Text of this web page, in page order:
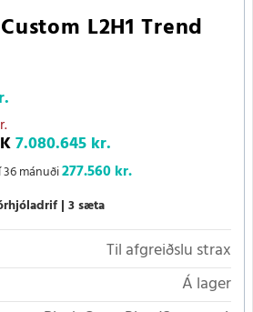
L2H1 Trend
7.080.645 kr.
mánuði277.560 kr.
3 sæta
Til afgreiðslu strax
Á lager